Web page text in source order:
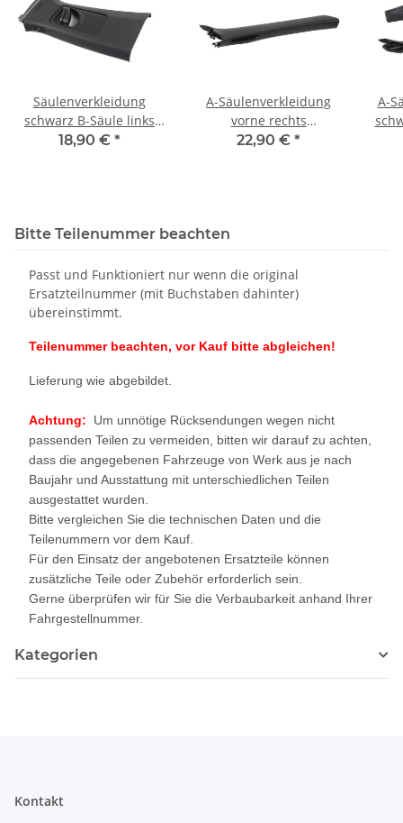
Säulenverkleidung
schwarz B-Säule links
2G4867243C VW Polo AW
18,90 € *
A-Säulenverkleidung
vorne rechts
1Q0867234G schwarz
22,90 € *
A-
Bitte Teilenummer beachten
Passt und Funktioniert nur wenn die original
Ersatzteilnummer (mit Buchstaben dahinter)
übereinstimmt.
Teilenummer beachten, vor Kauf bitte abgleichen!
Lieferung wie abgebildet.
Achtung: Um unnötige Rücksendungen wegen nicht
passenden Teilen zu vermeiden, bitten wir darauf zu achten,
dass die angegebenen Fahrzeuge von Werk aus je nach
Baujahr und Ausstattung mit unterschiedlichen Teilen
ausgestattet wurden.
Bitte vergleichen Sie die technischen Daten und die
Teilenummern vor dem Kauf.
Für den Einsatz der angebotenen Ersatzteile können
zusätzliche Teile oder Zubehör erforderlich sein.
Gerne überprüfen wir für Sie die Verbaubarkeit anhand Ihrer
Fahrgestellnummer.
Kategorien
Kontakt